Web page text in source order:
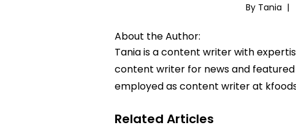
By Tania |
About the Author:
Tania is a content writer with
content writer for news and
employed as content writer at
Related Articles